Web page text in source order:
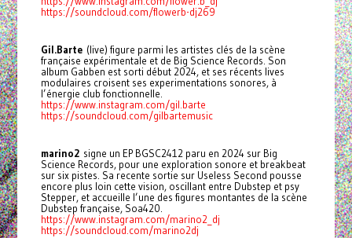
https://soundcloud.com/flowerb-dj269
Gil.Barte(live) figure parmi les artistes clés de la scène
française expérimentale et de Big Science Records. Son
album Gabben est sorti début 2024, et ses récents lives
modulaires croisent ses experimentations sonores, à
l’énergie club fonctionnelle.
https://www.instagram.com/gil.barte
https://soundcloud.com/gilbartemusic
marino2signe un EP BGSC2412 paru en 2024 sur Big
Science Records, pour une exploration sonore et breakbeat
sur six pistes. Sa recente sortie sur Useless Second pousse
encore plus loin cette vision, oscillant entre Dubstep et psy
Stepper, et accueille l’une des figures montantes de la scène
Dubstep française, Soa420.
https://www.instagram.com/marino2_dj
https://soundcloud.com/marino2dj